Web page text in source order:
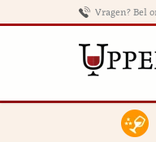
Vragen? Bel